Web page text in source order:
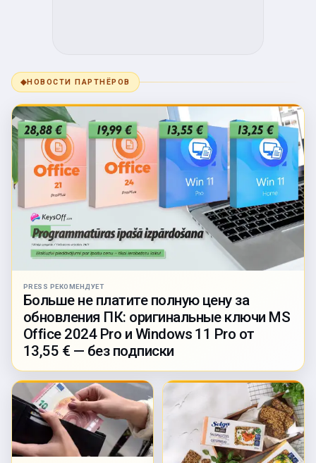
◆НОВОСТИ ПАРТНЁРОВ
PRESS РЕКОМЕНДУЕТ
Больше не платите полную цену за
обновления ПК: оригинальные ключи MS
Office 2024 Pro и Windows 11 Pro от
13,55 € — без подписки